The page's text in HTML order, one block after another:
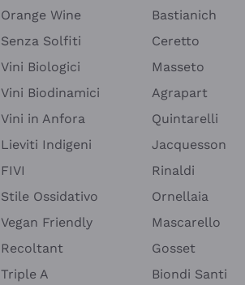
Orange Wine
Senza Solfiti
Vini Biologici
Vini Biodinamici
Vini in Anfora
Lieviti Indigeni
FIVI
Stile Ossidativo
Vegan Friendly
Recoltant
Triple A
Bastianich
Ceretto
Masseto
Agrapart
Quintarelli
Jacquesson
Rinaldi
Ornellaia
Mascarello
Gosset
Biondi Santi